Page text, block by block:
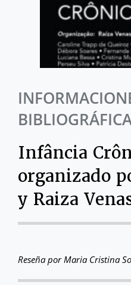
Infância
organizado
y Raiza
Reseña por Maria Cristina